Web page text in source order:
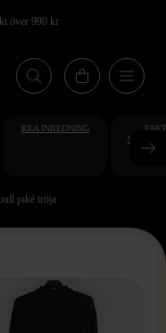
över 990 kr
REA INREDNING
piké tröja